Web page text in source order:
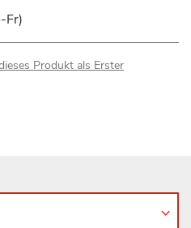
Fr)
Produkt als Erster